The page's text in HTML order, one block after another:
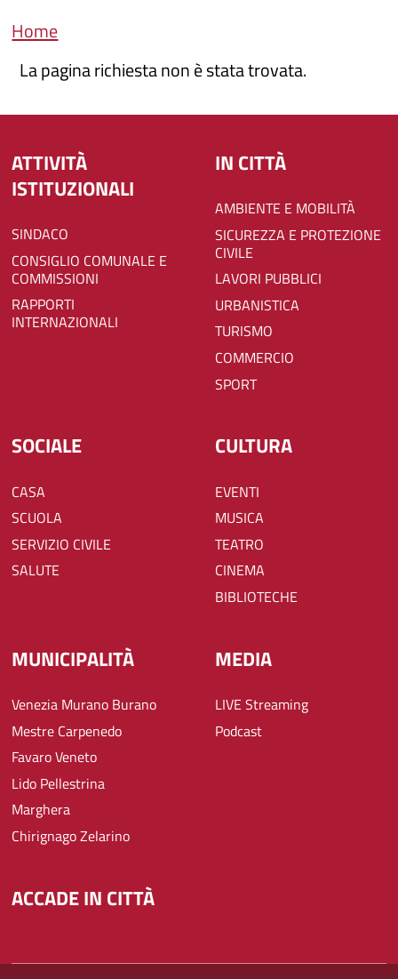
Briciole di pane
Home
La pagina richiesta non è stata trovata.
ATTIVITÀ
ISTITUZIONALI
SINDACO
CONSIGLIO COMUNALE E
COMMISSIONI
RAPPORTI
INTERNAZIONALI
IN CITTÀ
AMBIENTE E MOBILITÀ
SICUREZZA E PROTEZIONE
CIVILE
LAVORI PUBBLICI
URBANISTICA
TURISMO
COMMERCIO
SPORT
SOCIALE
CASA
SCUOLA
SERVIZIO CIVILE
SALUTE
CULTURA
EVENTI
MUSICA
TEATRO
CINEMA
BIBLIOTECHE
MUNICIPALITÀ
Venezia Murano Burano
Mestre Carpenedo
Favaro Veneto
Lido Pellestrina
Marghera
Chirignago Zelarino
MEDIA
LIVE Streaming
Podcast
ACCADE IN CITTÀ